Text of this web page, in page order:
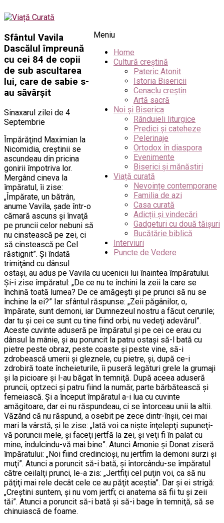
Meniu
Home
Cultură creștină
Pateric Atonit
Istoria Bisericii
Cenaclu creștin
Artă sacră
Noi și Biserica
Rânduieli liturgice
Predici și cateheze
Pelerinaje
Ortodox în diaspora
Evenimente
Biserici și mănăstiri
Viață curată
Nevoințe contemporane
Familia de azi
Casa curată
Adicții și vindecări
Gadgeturi cu două tăișuri
Bucătărie biblică
Interviuri
Puncte de Vedere
Sfântul Vavila
Dascălul împreună
cu cei 84 de copii
de sub ascultarea
lui, care de sabie s-
au săvârşit
Sinaxarul zilei de 4
Septembrie
Împărăţind Maximian la
Nicomidia, creştinii se
ascundeau din pricina
gonirii împotriva lor.
Mergând cineva la
împăratul, îi zise:
„Împărate, un bătrân,
anume Vavila, şade într-o
cămară ascuns şi învaţă
pe pruncii celor nebuni să
nu cinstească pe zei, ci
să cinstească pe Cel
răstignit”. Şi îndată
trimiţând cu dânsul
ostaşi, au adus pe Vavila cu ucenicii lui înaintea împăratului.
Şi-i zise împăratul: „De ce nu te închini la zeii la care se
închină toată lumea? De ce amăgeşti şi pe prunci să nu se
închine la ei?” Iar sfântul răspunse: „Zeii păgânilor, o,
împărate, sunt demoni, iar Dumnezeul nostru a făcut cerurile;
dar tu şi cei ce sunt cu tine fiind orbi, nu vedeţi adevărul”.
Aceste cuvinte aduseră pe împăratul şi pe cei ce erau cu
dânsul la mânie, şi au poruncit la patru ostaşi să-l bată cu
pietre peste obraz, peste coaste şi peste vine, să-i
zdrobească umerii şi gleznele, cu pietre, şi, după ce-i
zdrobiră toate încheieturile, îi puseră legături grele la grumaji
şi la picioare şi l-au băgat în temniţă. După aceea aduseră
pruncii, optzeci şi patru fiind la număr, parte bărbătească şi
femeiască. Şi a început împăratul a-i lua cu cuvinte
amăgitoare, dar ei nu răspundeau, ci se întorceau unii la altii.
Văzând că nu răspund, a osebit pe zece dintr-înşii, cei mai
mari la vârstă, şi le zise: „Iată voi ca nişte înţelepţi supuneţi-
vă poruncii mele, şi faceţi jertfă la zei, şi veţi fi în palat cu
mine, îndulcindu-vă mai bine”. Atunci Amonie şi Donat ziseră
împăratului: „Noi fiind credincioşi, nu jertfim la demoni surzi şi
muţi”. Atunci a poruncit să-i bată, şi întorcându-se împăratul
către ceilalţi prunci, le-a zis: „Jertfiţi cel puţin voi, ca să nu
păţiţi mai rele decât cele ce au păţit aceştia”. Dar şi ei strigă:
„Creştini suntem, şi nu vom jertfi; ci anatema să fii tu şi zeii
tăi”. Atunci a poruncit să-i bată şi să-i bage în temniţă, să se
chinuiască de foame.